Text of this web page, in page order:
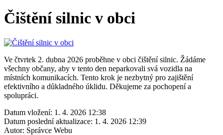
Čištění silnic v obci
Ve čtvrtek 2. dubna 2026 proběhne v obci čištění silnic. Žádáme
všechny občany, aby v tento den neparkovali svá vozidla na
místních komunikacích. Tento krok je nezbytný pro zajištění
efektivního a důkladného úklidu. Děkujeme za pochopení a
spolupráci.
Datum vložení: 1. 4. 2026 12:38
Datum poslední aktualizace: 1. 4. 2026 12:39
Autor: Správce Webu